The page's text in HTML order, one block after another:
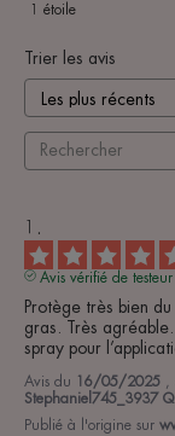
1 étoile
Trier les avis
Avis vérifié de testeur
Protège très bien
gras. Très
spray pour
Avis du 16/05/2025 ,
Stephaniel745_3937
Publié à l'origine sur